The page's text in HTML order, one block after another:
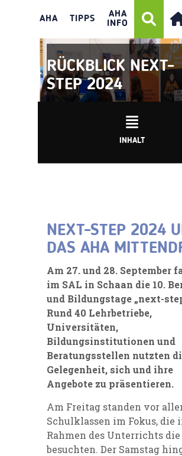
AHA TIPPS
AHA
INFO
RÜCKBLICK NEXT-
STEP 2024
INHALT
NEXT-STEP 2024
DAS AHA
Am 27. und 28. September
im SAL in Schaan die 10.
und Bildungstage „next-
Rund 40 Lehrbetriebe,
Universitäten,
Bildungsinstitutionen und
Beratungsstellen nutzten
Gelegenheit, sich und ihre
Angebote zu präsentieren.
Am Freitag standen vor
Schulklassen im Fokus, die
Rahmen des Unterrichts die
besuchten. Der Samstag